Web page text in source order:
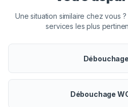
Une situation similaire chez vous
services les plus
Débouchage